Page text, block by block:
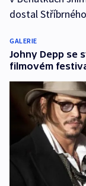
dostal
GALERIE
Johny Depp se
filmovém